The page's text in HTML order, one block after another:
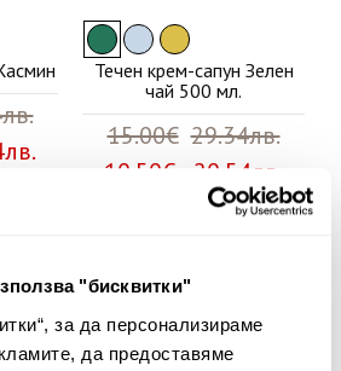
"бисквитки"
за да персонализираме
да предоставяме
Течен крем-сапун Зелен
чай 500 мл.
15.00€ 29.34лв.
10.50€ 20.54лв.